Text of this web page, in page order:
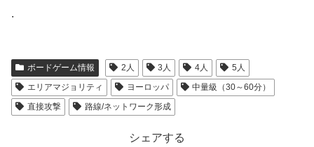
.
ボードゲーム情報 2人 3人 4人
5人
エリアマジョリティ
ヨーロッパ
中量級（30～60分）
直接攻撃
路線/ネットワーク形成
シェアする